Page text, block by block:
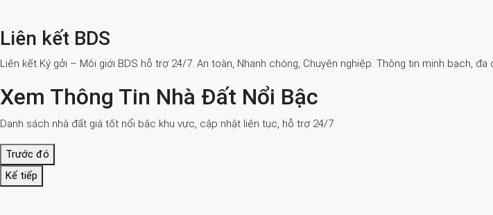
Liên kết BDS
Liên kết Ký gởi – Môi giới BDS hỗ trợ 24/7. An toàn, Nhanh chóng, Chuyên nghiệp. Thông tin minh bạch,
Xem Thông Tin Nhà Đất Nổi Bậc
Danh sách nhà đất giá tốt nổi bậc khu vực, cập nhật liên tục, hỗ trợ 24/7
Trước đó
Kế tiếp